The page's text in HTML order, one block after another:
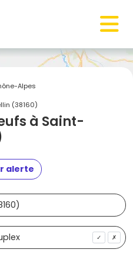
Alpes
(38160)
à Saint-
alerte
✓ ✗